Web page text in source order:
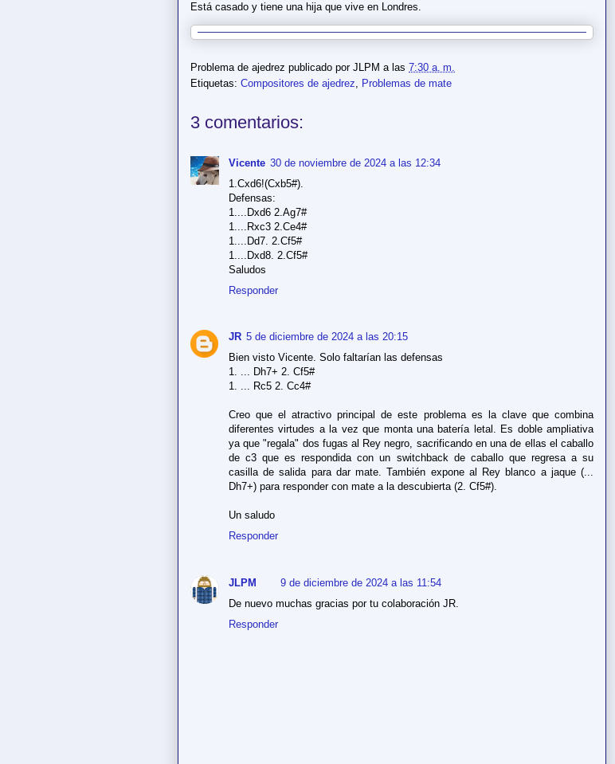
Está casado y tiene una hija que vive en Londres.
Problema de ajedrez publicado por JLPM a las 7:30 a. m.
Etiquetas: Compositores de ajedrez Problemas de mate
3 comentarios:
Vicente 30 de noviembre de 2024 a las 12:34
1.Cxd6!(Cxb5#).
Defensas:
1....Dxd6 2.Ag7#
1....Rxc3 2.Ce4#
1....Dd7. 2.Cf5#
1....Dxd8. 2.Cf5#
Saludos
Responder
JR 5 de diciembre de 2024 a las 20:15
Bien visto Vicente. Solo faltarían las defensas
1. ... Dh7+ 2. Cf5#
1. ... Rc5 2. Cc4#
Creo que el atractivo principal de este problema es la clave que combina
diferentes virtudes a la vez que monta una batería letal. Es doble ampliativa
ya que "regala" dos fugas al Rey negro, sacrificando en una de ellas el caballo
de c3 que es respondida con un switchback de caballo que regresa a su
casilla de salida para dar mate. También expone al Rey blanco a jaque (...
Dh7+) para responder con mate a la descubierta (2. Cf5#).
Un saludo
Responder
JLPM
9 de diciembre de 2024 a las 11:54
De nuevo muchas gracias por tu colaboración JR.
Responder